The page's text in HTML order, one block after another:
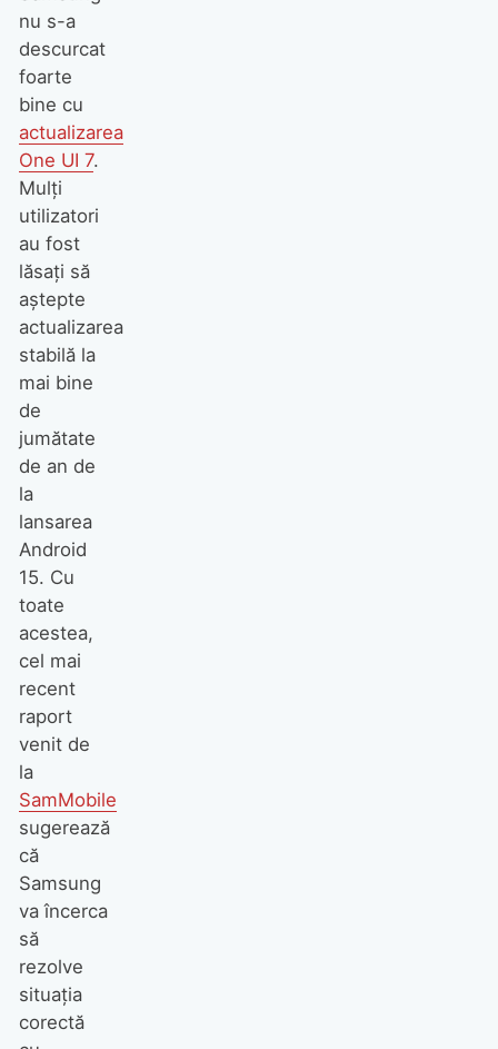
nu s-a
descurcat
foarte
bine cu
actualizarea
One UI 7.
Mulți
utilizatori
au fost
lăsați să
aștepte
actualizarea
stabilă la
mai bine
de
jumătate
de an de
la
lansarea
Android
15. Cu
toate
acestea,
cel mai
recent
raport
venit de
la
SamMobile
sugerează
că
Samsung
va încerca
să
rezolve
situația
corectă